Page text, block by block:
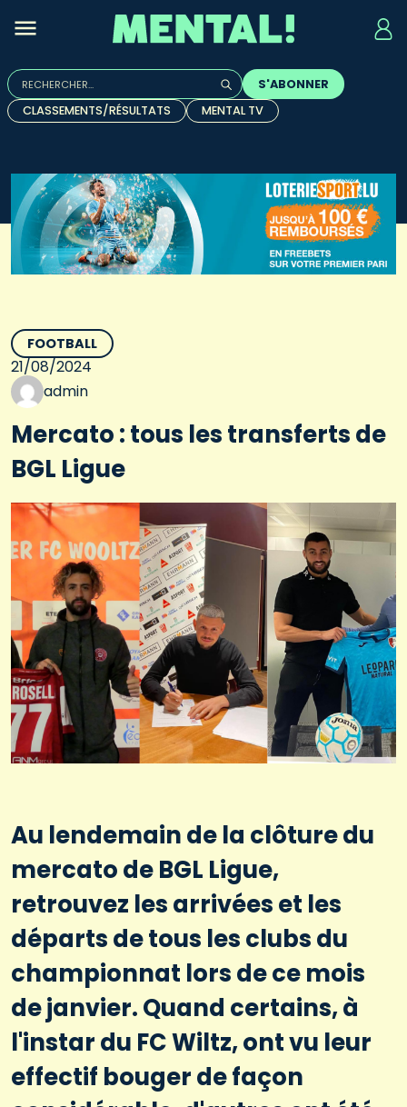
Rechercher :
Quand les résultats de l'auto-complétion sont
S'ABONNER
CLASSEMENTS/RÉSULTATS
MENTAL TV
FOOTBALL
21/08/2024
admin
Mercato : tous les transferts de
BGL Ligue
Au lendemain de la clôture du
mercato de BGL Ligue,
retrouvez les arrivées et les
départs de tous les clubs du
championnat lors de ce mois
de janvier. Quand certains, à
l'instar du FC Wiltz, ont vu leur
effectif bouger de façon